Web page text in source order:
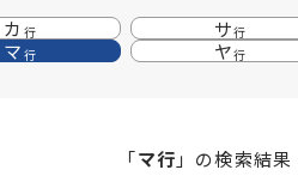
カ 行 サ行
マ 行 ヤ行
「マ行 」の検索結果